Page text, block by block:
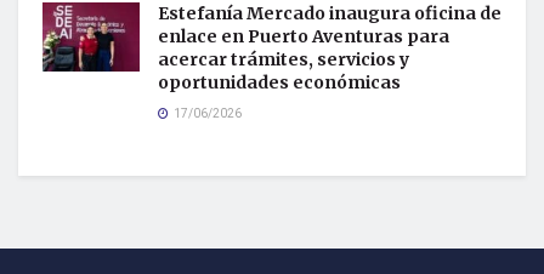
Estefanía Mercado inaugura oficina de
enlace en Puerto Aventuras para
acercar trámites, servicios y
oportunidades económicas
17/06/2026